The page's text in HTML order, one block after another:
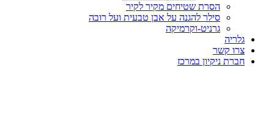
הסרת שטיחים מקיר לקיר
סילר להגנה על אבן טבעית ועל רובה
גרניט-וקרמיקה
גלריה
צרו קשר
חברת ניקיון במרכז